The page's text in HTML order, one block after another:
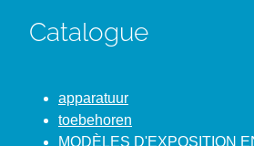
Catalogue
apparatuur
toebehoren
MODÈLES D'EXPOSITION